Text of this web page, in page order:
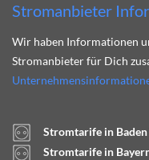
Stromanbieter
Wir haben Informationen
Stromanbieter für Dich
Stromtarife in
Stromtarife in